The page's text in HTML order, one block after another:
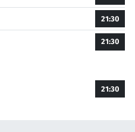
21:30
21:30
21:30